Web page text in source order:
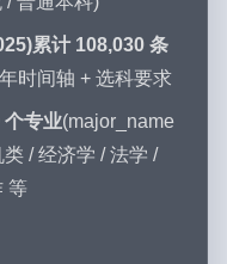
累计 108,030 条
时间轴 + 选科要求
个专业(major_name
/ 经济学 / 法学 /
等